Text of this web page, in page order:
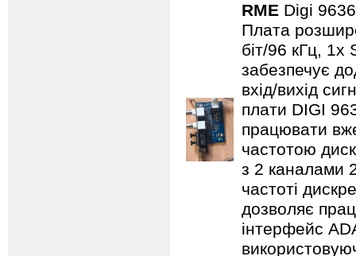
RME Digi
Плата
біт/96 кГц,
забезпечує
вхід/вихід
плати DIGI
працювати
частотою
з 2 каналами
частоті
дозволяє
інтерфейс